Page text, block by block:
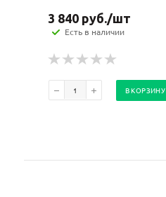
3 840 руб./шт
Есть в наличии
В КОРЗИНУ